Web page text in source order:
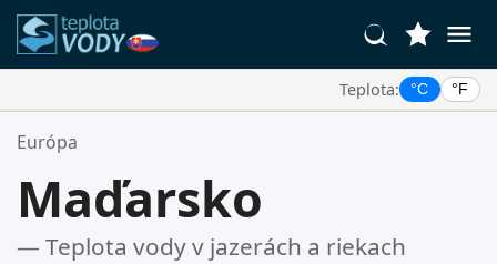
Teplota: °C °F
Vaše Obľúbené Lokality:
Európa
Maďarsko
— Teplota vody v jazerách a riekach